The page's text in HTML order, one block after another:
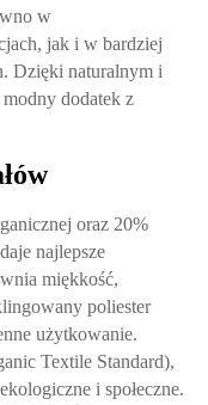
w
jak i w bardziej
Dzięki naturalnym i
dodatek z
oraz 20%
najlepsze
miękkość,
poliester
użytkowanie.
Textile Standard),
i społeczne.